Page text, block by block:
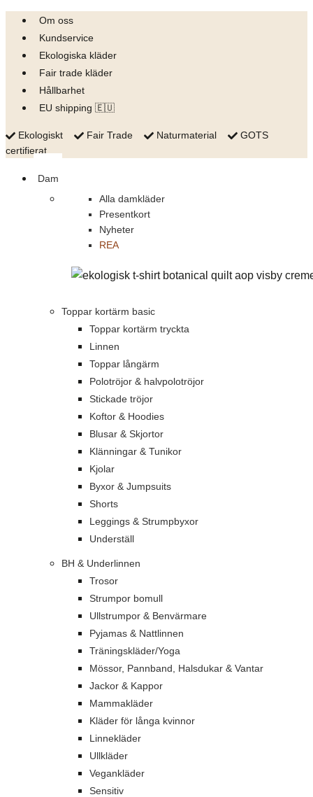
Skip
content
Om oss
Kundservice
Ekologiska kläder
Fair trade kläder
Hållbarhet
EU shipping 🇪🇺
Ekologiskt Fair Trade Naturmaterial
GOTS
certifierat
Dam
Alla damkläder
Presentkort
Nyheter
REA
Toppar kortärm basic
Toppar kortärm tryckta
Linnen
Toppar långärm
Polotröjor & halvpolotröjor
Stickade tröjor
Koftor & Hoodies
Blusar & Skjortor
Klänningar & Tunikor
Kjolar
Byxor & Jumpsuits
Shorts
Leggings & Strumpbyxor
Underställ
BH & Underlinnen
Trosor
Strumpor bomull
Ullstrumpor & Benvärmare
Pyjamas & Nattlinnen
Träningskläder/Yoga
Mössor, Pannband, Halsdukar & Vantar
Jackor & Kappor
Mammakläder
Kläder för långa kvinnor
Linnekläder
Ullkläder
Vegankläder
Sensitiv